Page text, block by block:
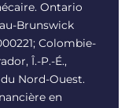
Ontario
Brunswick
; Colombie-
Î.-P.-É.,
Nord-Ouest.
en